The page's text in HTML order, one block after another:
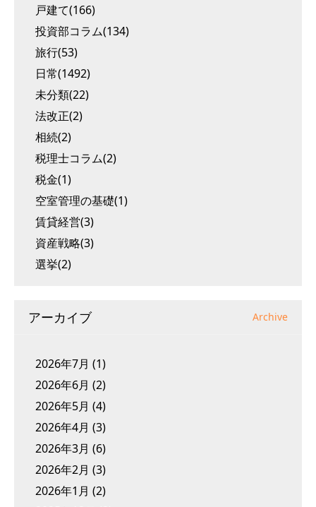
戸建て(166)
投資部コラム(134)
旅行(53)
日常(1492)
未分類(22)
法改正(2)
相続(2)
税理士コラム(2)
税金(1)
空室管理の基礎(1)
賃貸経営(3)
資産戦略(3)
選挙(2)
アーカイブ Archive
2026年7月 (1)
2026年6月 (2)
2026年5月 (4)
2026年4月 (3)
2026年3月 (6)
2026年2月 (3)
2026年1月 (2)